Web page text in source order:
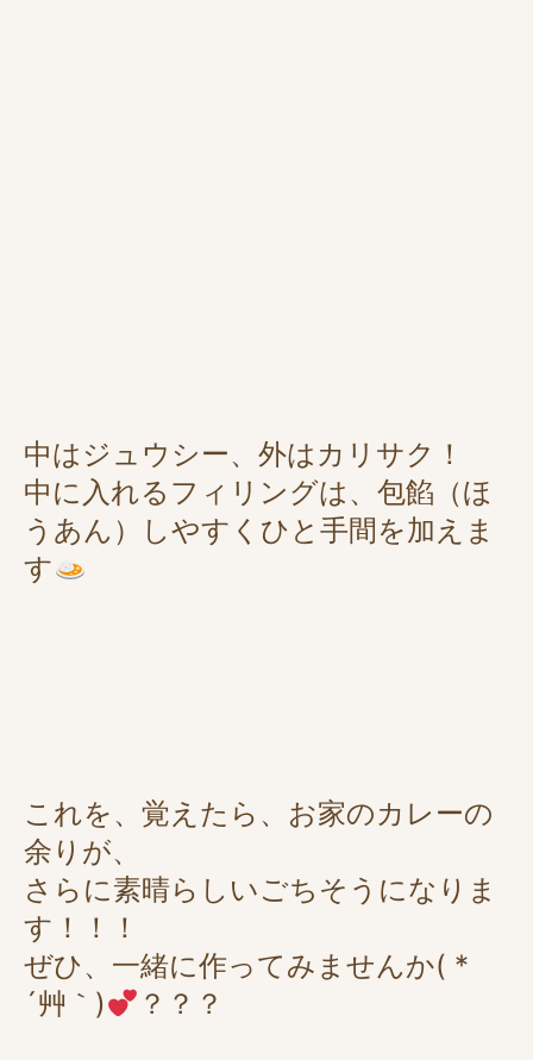
中はジュウシー、外はカリサク！
中に入れるフィリングは、包餡（ほ
うあん）しやすくひと手間を加えま
す
これを、覚えたら、お家のカレーの
余りが、
さらに素晴らしいごちそうになりま
す！！！
ぜひ、一緒に作ってみませんか( *
´艸｀)
？？？